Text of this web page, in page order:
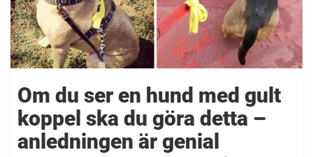
Om du ser en hund med gult
koppel ska du göra detta –
anledningen är genial